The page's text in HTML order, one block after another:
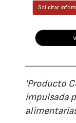
Solicitar
'Producto
impulsada